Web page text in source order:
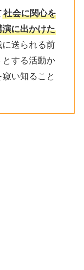
社会に関心を
に出かけた
に送られる前
する活動か
い知ること